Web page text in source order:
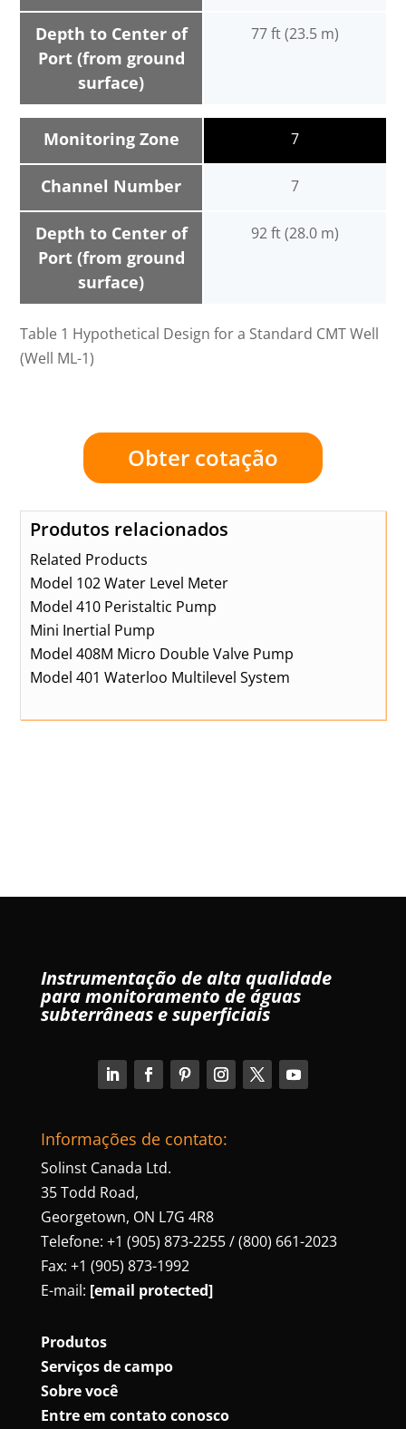
Depth to Center of
Port (from ground
surface)
77 ft (23.5 m)
Monitoring Zone
Channel Number
Depth to Center of
Port (from ground
surface)
7
7
92 ft (28.0 m)
Table 1 Hypothetical Design for a Standard CMT Well
(Well ML-1)
Obter cotação
Produtos relacionados
Related Products
Model 102 Water Level Meter
Model 410 Peristaltic Pump
Mini Inertial Pump
Model 408M Micro Double Valve Pump
Model 401 Waterloo Multilevel System
Instrumentação de alta qualidade
para monitoramento de águas
subterrâneas e superficiais
Informações de contato:
Solinst Canada Ltd.
35 Todd Road,
Georgetown, ON L7G 4R8
Telefone: +1 (905) 873-2255 / (800) 661-2023
Fax: +1 (905) 873-1992
E-mail: [email protected]
Produtos
Serviços de campo
Sobre você
Entre em contato conosco